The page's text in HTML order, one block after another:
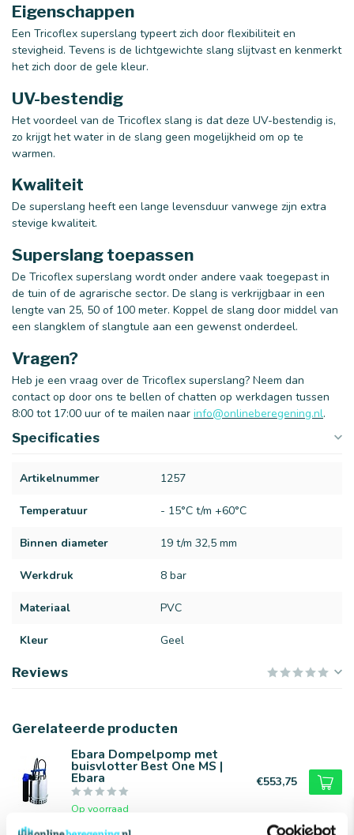
Eigenschappen
Een Tricoflex superslang typeert zich door flexibiliteit en
stevigheid. Tevens is de lichtgewichte slang slijtvast en kenmerkt
het zich door de gele kleur.
UV-bestendig
Het voordeel van de Tricoflex slang is dat deze UV-bestendig is,
zo krijgt het water in de slang geen mogelijkheid om op te
warmen.
Kwaliteit
De superslang heeft een lange levensduur vanwege zijn extra
stevige kwaliteit.
Superslang toepassen
De Tricoflex superslang wordt onder andere vaak toegepast in
de tuin of de agrarische sector. De slang is verkrijgbaar in een
lengte van 25, 50 of 100 meter. Koppel de slang door middel van
een slangklem of slangtule aan een gewenst onderdeel.
Vragen?
Heb je een vraag over de Tricoflex superslang? Neem dan
contact op door ons te bellen of chatten op werkdagen tussen
8:00 tot 17:00 uur of te mailen naar info@onlineberegening.nl.
Specificaties
Artikelnummer 1257
Temperatuur - 15°C t/m +60°C
Binnen diameter 19 t/m 32,5 mm
Werkdruk 8 bar
Materiaal PVC
Kleur Geel
Reviews
Gerelateerde producten
Ebara Dompelpomp met
buisvlotter Best One MS |
Ebara
Op voorraad
€553,75